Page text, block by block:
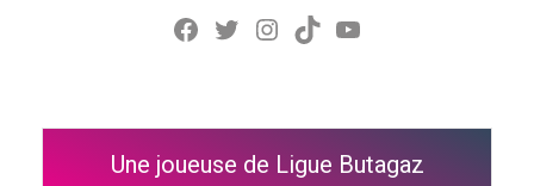
Facebook
Twitter
Instagram
TikTokYouTube
Une joueuse de Ligue Butagaz